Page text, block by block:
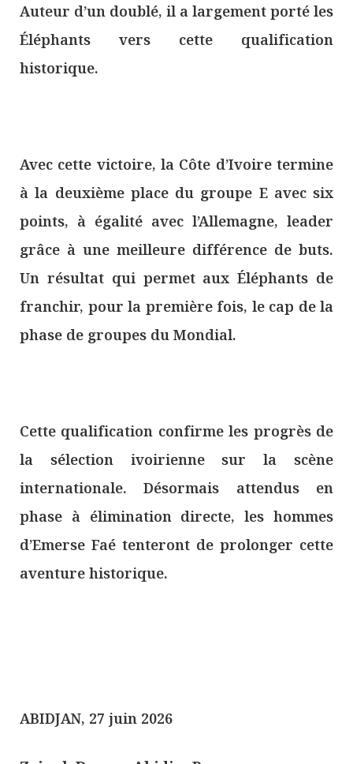
Auteur d’un doublé, il a largement porté les
Éléphants vers cette qualification
historique.
Avec cette victoire, la Côte d’Ivoire termine
à la deuxième place du groupe E avec six
points, à égalité avec l’Allemagne, leader
grâce à une meilleure différence de buts.
Un résultat qui permet aux Éléphants de
franchir, pour la première fois, le cap de la
phase de groupes du Mondial.
Cette qualification confirme les progrès de
la sélection ivoirienne sur la scène
internationale. Désormais attendus en
phase à élimination directe, les hommes
d’Emerse Faé tenteront de prolonger cette
aventure historique.
ABIDJAN, 27 juin 2026